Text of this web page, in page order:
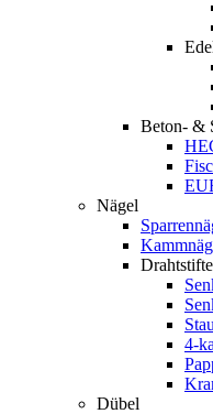
Beton- &
Nägel
Drahtstifte
4-
Dübel